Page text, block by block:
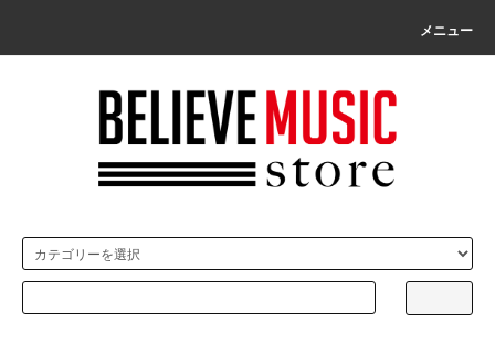
メニュー